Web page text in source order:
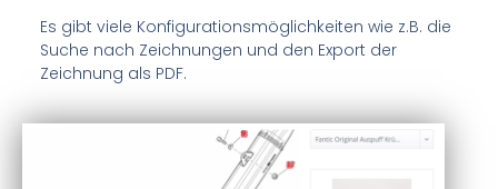
Es gibt viele Konfigurationsmöglichkeiten wie z.B. die
Suche nach Zeichnungen und den Export der
Zeichnung als PDF.